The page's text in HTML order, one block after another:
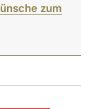
zum